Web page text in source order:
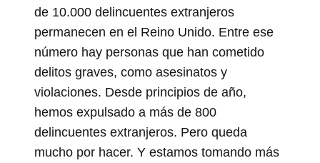
de 10.000 delincuentes extranjeros
permanecen en el Reino Unido. Entre ese
número hay personas que han cometido
delitos graves, como asesinatos y
violaciones. Desde principios de año,
hemos expulsado a más de 800
delincuentes extranjeros. Pero queda
mucho por hacer. Y estamos tomando más